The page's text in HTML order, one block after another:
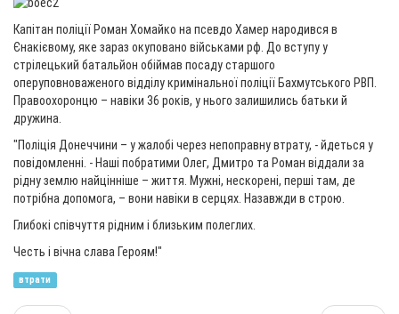
Капітан поліції Роман Хомайко на псевдо Хамер народився в
Єнакієвому, яке зараз окуповано військами рф. До вступу у
стрілецький батальйон обіймав посаду старшого
оперуповноваженого відділу кримінальної поліції Бахмутського РВП.
Правоохоронцю – навіки 36 років, у нього залишились батьки й
дружина.
"Поліція Донеччини – у жалобі через непоправну втрату, - йдеться у
повідомленні. - Наші побратими Олег, Дмитро та Роман віддали за
рідну землю найцінніше – життя. Мужні, нескорені, перші там, де
потрібна допомога, – вони навіки в серцях. Назавжди в строю.
Глибокі співчуття рідним і близьким полеглих.
Честь і вічна слава Героям!"
втрати